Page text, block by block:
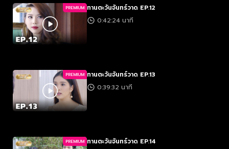
PREMIUM ทานตะวันจันทร์วาด EP.12
0:42:24 นาที
PREMIUM ทานตะวันจันทร์วาด EP.13
0:39:32 นาที
PREMIUM ทานตะวันจันทร์วาด EP.14